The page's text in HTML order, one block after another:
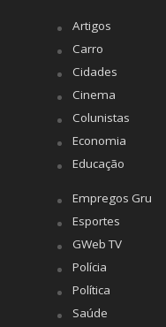
Artigos
Carro
Cidades
Cinema
Colunistas
Economia
Educação
Empregos Gru
Esportes
GWeb TV
Polícia
Política
Saúde